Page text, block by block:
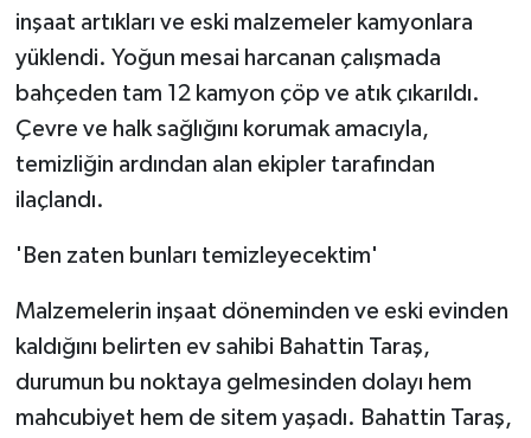
inşaat artıkları ve eski malzemeler kamyonlara
yüklendi. Yoğun mesai harcanan çalışmada
bahçeden tam 12 kamyon çöp ve atık çıkarıldı.
Çevre ve halk sağlığını korumak amacıyla,
temizliğin ardından alan ekipler tarafından
ilaçlandı.
'Ben zaten bunları temizleyecektim'
Malzemelerin inşaat döneminden ve eski evinden
kaldığını belirten ev sahibi Bahattin Taraş,
durumun bu noktaya gelmesinden dolayı hem
mahcubiyet hem de sitem yaşadı. Bahattin Taraş,